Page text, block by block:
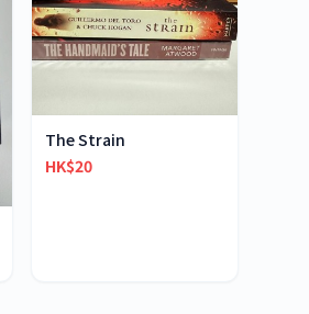
The Strain
HK$20